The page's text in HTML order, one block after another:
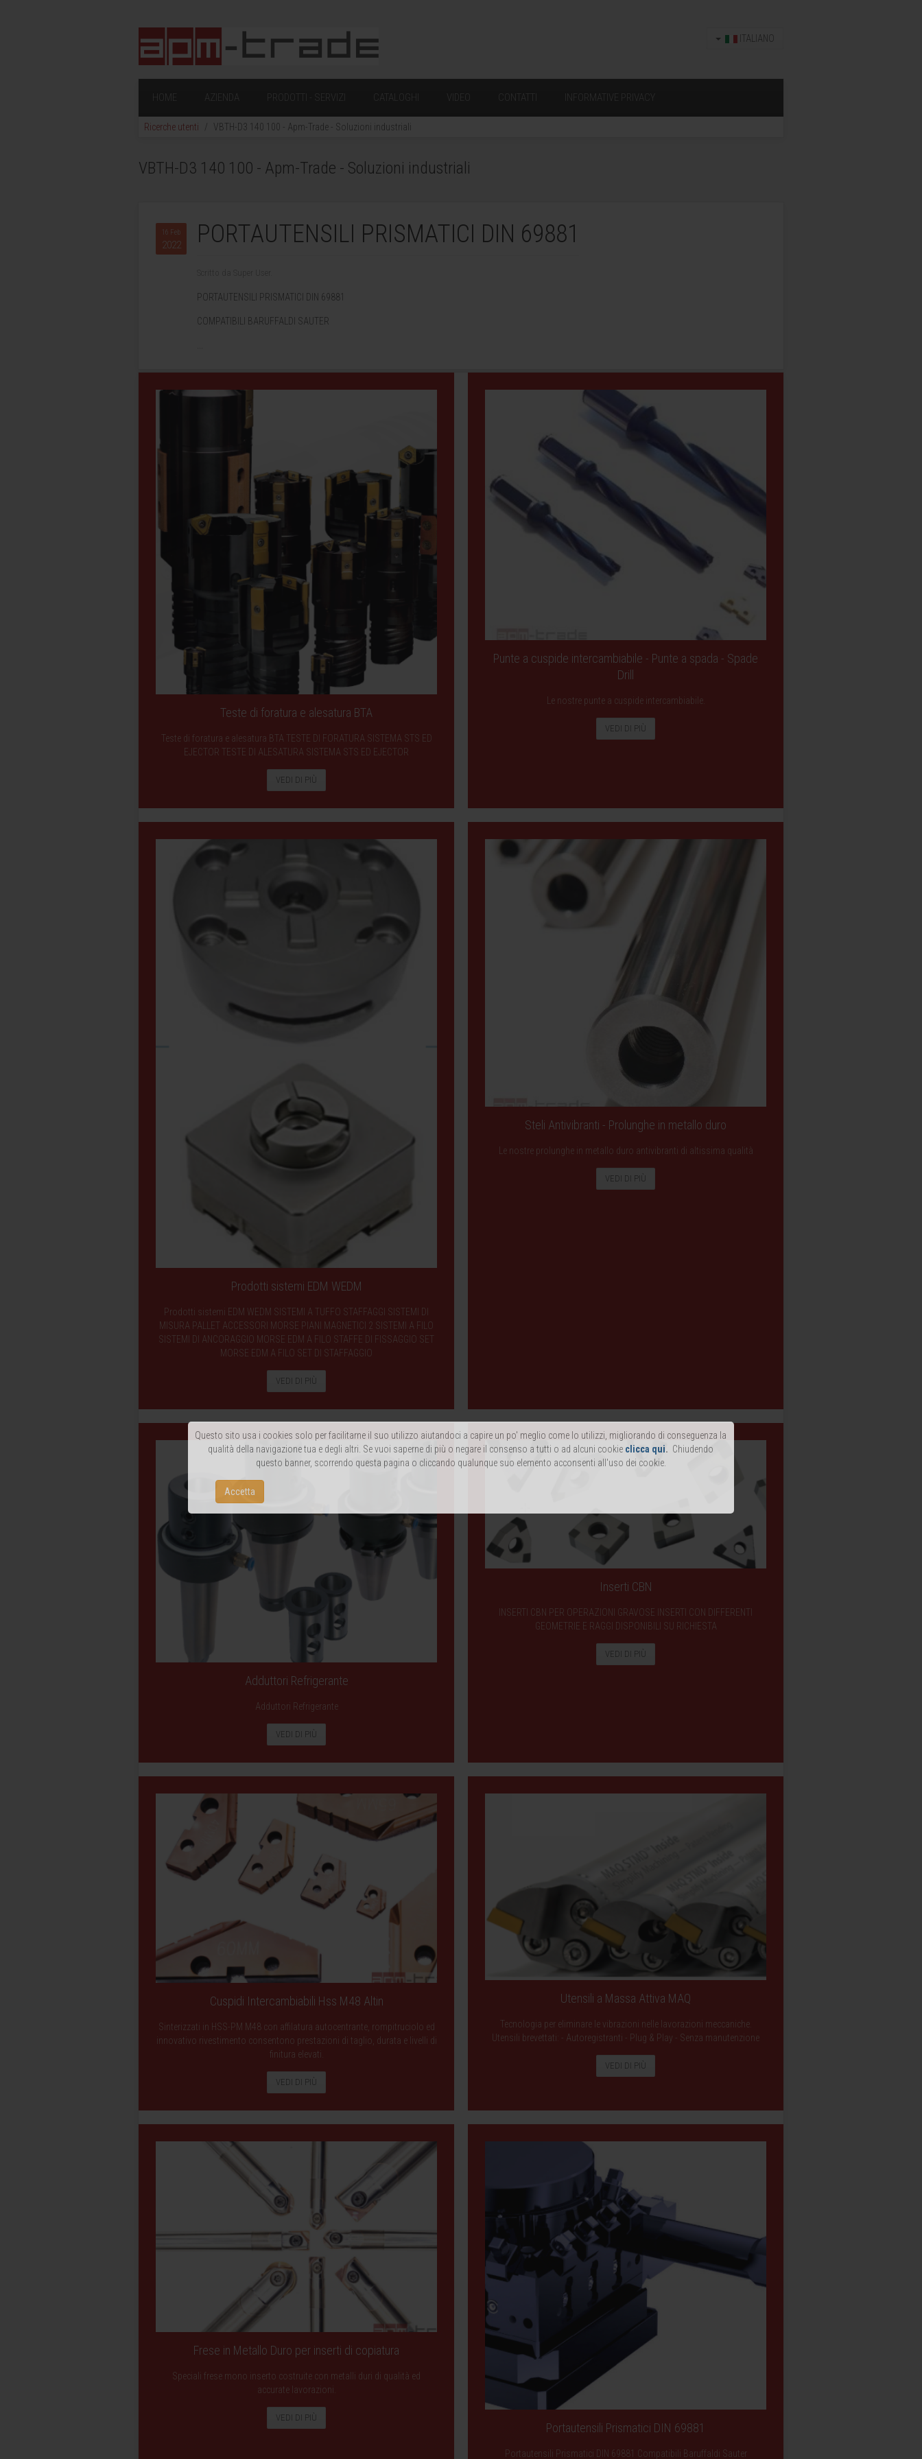
Questo sito usa i cookies solo per facilitarne il suo utilizzo aiutandoci a capire un po' meglio come lo utilizzi, migliorando di conseguenza la
qualità della navigazione tua e degli altri. Se vuoi saperne di più o negare il consenso a tutti o ad alcuni cookie clicca qui. Chiudendo
questo banner, scorrendo questa pagina o cliccando qualunque suo elemento acconsenti all'uso dei cookie.
Accetta
ITALIANO
HOME AZIENDA PRODOTTI - SERVIZI CATALOGHI VIDEO CONTATTI INFORMATIVE PRIVACY
Ricerche utenti VBTH-D3 140 100 - Apm-Trade - Soluzioni industriali
VBTH-D3 140 100 - Apm-Trade - Soluzioni industriali
16 Feb
2022 PORTAUTENSILI PRISMATICI DIN 69881
PORTAUTENSILI PRISMATICI DIN 69881
COMPATIBILI BARUFFALDI SAUTER
Teste di foratura e alesatura BTA
Teste di foratura e alesatura BTA TESTE DI FORATURA SISTEMA STS ED
EJECTOR TESTE DI ALESATURA SISTEMA STS ED EJECTOR
VEDI DI PIÙ
Punte a cuspide intercambiabile - Punte a spada - Spade
Drill
Le nostre punte a cuspide intercambiabile.
VEDI DI PIÙ
Prodotti sistemi EDM WEDM
Prodotti sistemi EDM WEDM SISTEMI A TUFFO STAFFAGGI SISTEMI DI
MISURA PALLET ACCESSORI MORSE PIANI MAGNETICI 2 SISTEMI A FILO
SISTEMI DI ANCORAGGIO MORSE EDM A FILO STAFFE DI FISSAGGIO SET
MORSE EDM A FILO SET DI STAFFAGGIO
VEDI DI PIÙ
Steli Antivibranti - Prolunghe in metallo duro
Le nostre prolunghe in metallo duro antivibranti di altissima qualità
VEDI DI PIÙ
Adduttori Refrigerante
Adduttori Refrigerante
VEDI DI PIÙ
Inserti CBN
INSERTI CBN PER OPERAZIONI GRAVOSE INSERTI CON DIFFERENTI
GEOMETRIE E RAGGI DISPONIBILI SU RICHIESTA
VEDI DI PIÙ
Cuspidi Intercambiabili Hss M48 Altin
Sinterizzati in HSS-PM M48 con affilatura autocentrante, rompitruciolo ed
innovativo rivestimento consentono prestazioni di taglio, durata e livelli di
finitura elevati.
VEDI DI PIÙ
Utensili a Massa Attiva MAQ
Tecnologia per eliminare le vibrazioni nelle lavorazioni meccaniche.
Utensili brevettati: - Autoregistranti - Plug & Play - Senza manutenzione
VEDI DI PIÙ
Frese in Metallo Duro per inserti di copiatura
Speciali frese mono inserto costruite con metalli duri di qualità ed
accurate lavorazioni.
VEDI DI PIÙ
Portautensili Prismatici DIN 69881
Portautensili Prismatici DIN 69881 Compatibili Baruffaldi Sauter